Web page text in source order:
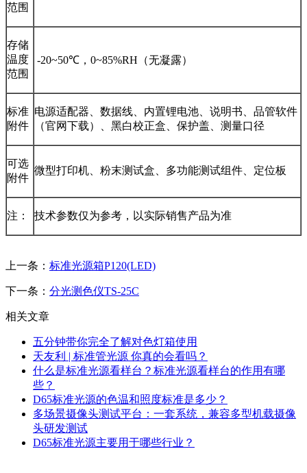
范围
存储
温度
范围
-20~50℃，0~85%RH（无凝露）
标准
附件
电源适配器、数据线、内置锂电池、说明书、品管软件
（官网下载）、黑白校正盒、保护盖、测量口径
可选
附件
微型打印机、粉末测试盒、多功能测试组件、定位板
注： 技术参数仅为参考，以实际销售产品为准
上一条： 标准光源箱P120(LED)
下一条： 分光测色仪TS-25C
相关文章
五分钟带你完全了解对色灯箱使用
天友利 | 标准管光源 你真的会看吗？
什么是标准光源看样台？标准光源看样台的作用有哪
些？
D65标准光源的色温和照度标准是多少？
多场景摄像头测试平台：一套系统，兼容多型机载摄像
头研发测试
D65标准光源主要用于哪些行业？